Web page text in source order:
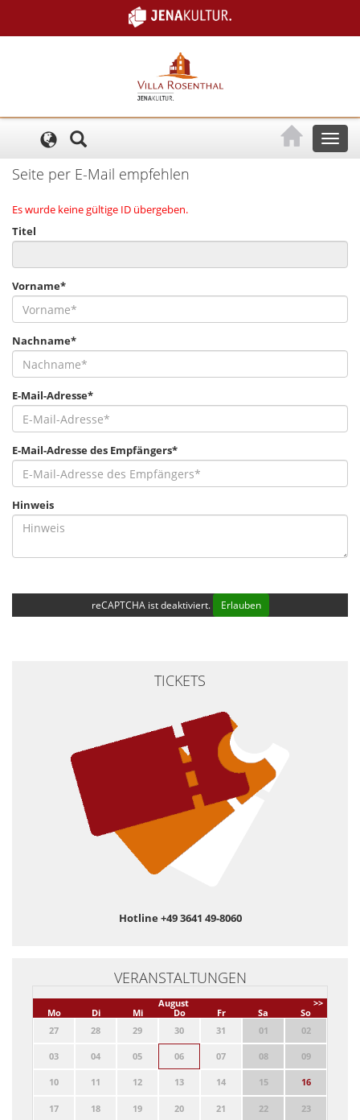
Toggle
Seite per E-Mail empfehlen
Es wurde keine gültige ID übergeben.
Titel
Vorname*
Nachname*
E-Mail-Adresse*
E-Mail-Adresse des Empfängers*
Hinweis
reCAPTCHA ist deaktiviert. Erlauben
TICKETS
Hotline +49 3641 49-8060
VERANSTALTUNGEN
>>
August
Mo
Di Mi Do Fr Sa
So
27
28 29 30 31 01 02
03 04 05 06 07 08 09
10 11 12 13 14 15 16
17 18 19 20 21 22 23